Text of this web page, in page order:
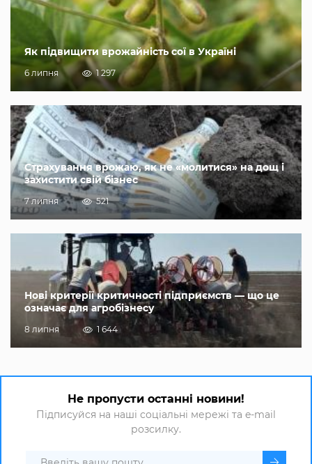
Як підвищити врожайність сої в Україні
6 липня 1 297
Страхування врожаю, як не «молитися» на дощ і
захистити свій бізнес
7 липня 521
Нові критерії критичності підприємств — що це
означає для агробізнесу
8 липня 1 644
Не пропусти останні новини!
Підписуйся на наші соціальні мережі та e-mail
розсилку.